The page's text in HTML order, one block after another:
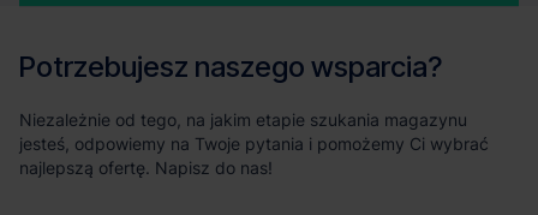
Potrzebujesz naszego wsparcia?
Niezależnie od tego, na jakim etapie szukania magazynu
jesteś, odpowiemy na Twoje pytania i pomożemy Ci wybrać
najlepszą ofertę. Napisz do nas!